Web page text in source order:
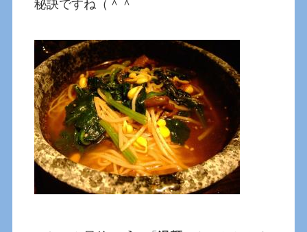
秘訣ですね（＾＾